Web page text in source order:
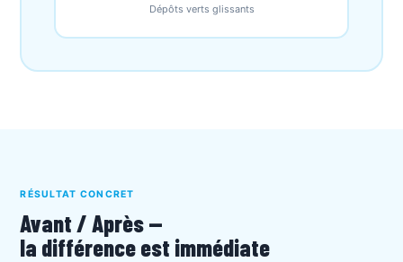
Dépôts verts glissants
RÉSULTAT CONCRET
Avant / Après —
la différence est immédiate